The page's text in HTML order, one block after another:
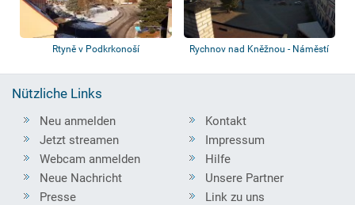
Rtyně v Podkrkonoší Rychnov nad Kněžnou - Náměstí
Nützliche Links
Neu anmelden
Jetzt streamen
Webcam anmelden
Neue Nachricht
Presse
Kontakt
Impressum
Hilfe
Unsere Partner
Link zu uns